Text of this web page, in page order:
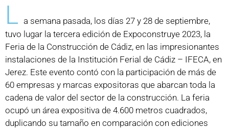
L a semana pasada, los días 27 y 28 de septiembre,
tuvo lugar la tercera edición de Expoconstruye 2023, la
Feria de la Construcción de Cádiz, en las impresionantes
instalaciones de la Institución Ferial de Cádiz – IFECA, en
Jerez. Este evento contó con la participación de más de
60 empresas y marcas expositoras que abarcan toda la
cadena de valor del sector de la construcción. La feria
ocupó un área expositiva de 4.600 metros cuadrados,
duplicando su tamaño en comparación con ediciones